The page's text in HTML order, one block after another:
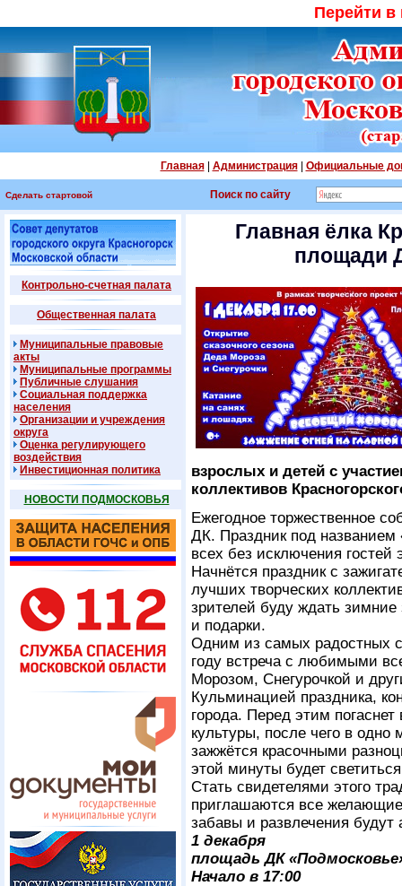
Перейти
Главная| Администрация| Официальные
Сделать стартовой Поиск по сайту
Контрольно-счетная палата
Общественная палата
Муниципальные правовые
акты
Муниципальные программы
Публичные слушания
Социальная поддержка
населения
Организации и учреждения
округа
Оценка регулирующего
воздействия
Инвестиционная политика
НОВОСТИ ПОДМОСКОВЬЯ
Главная ёлка
площади
взрослых и детей с
коллективов
Ежегодное торжественное
ДК. Праздник под названием
всех без исключения гостей
Начнётся праздник с
лучших творческих
зрителей буду ждать
и подарки.
Одним из самых радостных
году встреча с любимыми
Морозом, Снегурочкой и
Кульминацией праздника,
города. Перед этим
культуры, после чего в одно
зажжётся красочными
этой минуты будет
Стать свидетелями этого
приглашаются все
забавы и развлечения
1 декабря
площадь ДК
Начало в 17:00